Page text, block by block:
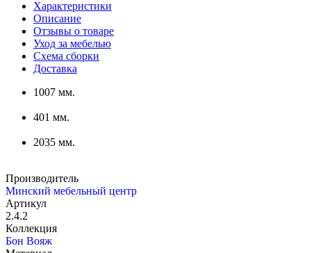
Характеристики
Описание
Отзывы о товаре
Уход за мебелью
Схема сборки
Доставка
1007 мм.
401 мм.
2035 мм.
Производитель
Минский мебельный центр
Артикул
2.4.2
Коллекция
Бон Вояж